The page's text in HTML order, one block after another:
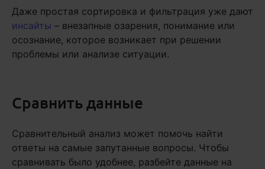
Даже простая сортировка и фильтрация уже дают
инсайты – внезапные озарения, понимание или
осознание, которое возникает при решении
проблемы или анализе ситуации.
Сравнить данные
Сравнительный анализ может помочь найти
ответы на самые запутанные вопросы. Чтобы
сравнивать было удобнее, разбейте данные на